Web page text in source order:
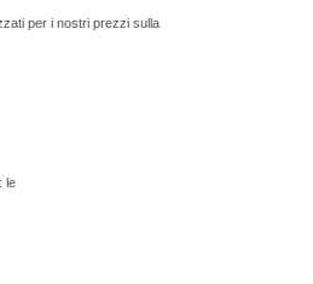
per i nostri prezzi sulla
le